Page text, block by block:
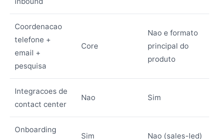
Coordenacao
telefone +
email +
pesquisa
Core
Nao e formato
principal do
produto
Integracoes de
contact center
Nao Sim
Onboarding
Sim Nao (sales-led)